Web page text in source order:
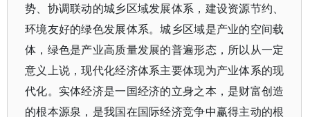
势、协调联动的城乡区域发展体系，建设资源节约、
环境友好的绿色发展体系。城乡区域是产业的空间载
体，绿色是产业高质量发展的普遍形态，所以从一定
意义上说，现代化经济体系主要体现为产业体系的现
代化。实体经济是一国经济的立身之本，是财富创造
的根本源泉，是我国在国际经济竞争中赢得主动的根